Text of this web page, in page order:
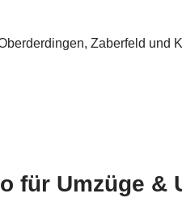
Zaberfeld und
für Umzüge &